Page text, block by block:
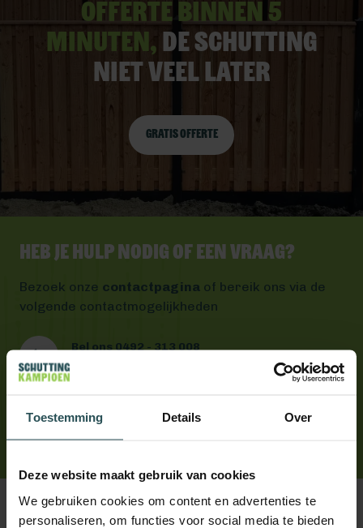
Toestemming Details Over
Deze website maakt gebruik van cookies
We gebruiken cookies om content en advertenties te
personaliseren, om functies voor social media te bieden
Offerte binnen 5
minuten, De schutting
niet veel later
Gratis offerte
Heb je hulp nodig of een vraag?
Bezoek onze contactpagina of bereik ons via de
volgende contactmogelijkheden
Bel ons 0492 - 313 008
App ons
Handig toch?